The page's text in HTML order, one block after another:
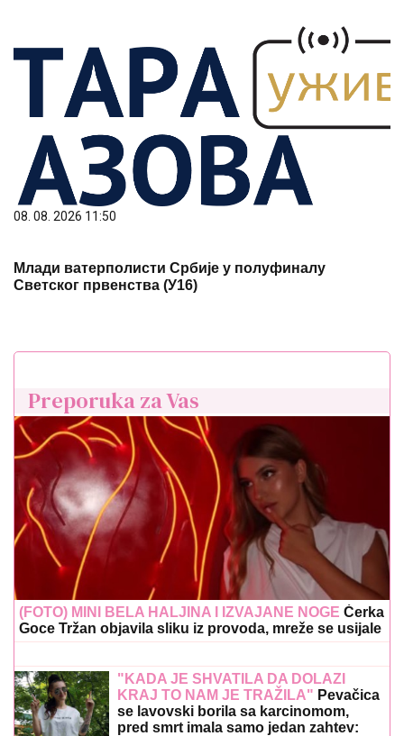
08. 08. 2026 11:50
Млади ватерполисти Србије у полуфиналу
Светског првенства (У16)
Preporuka za Vas
(FOTO) MINI BELA HALJINA I IZVAJANE NOGE Ćerka
Goce Tržan objavila sliku iz provoda, mreže se usijale
"KADA JE SHVATILA DA DOLAZI
KRAJ TO NAM JE TRAŽILA" Pevačica
se lavovski borila sa karcinomom,
pred smrt imala samo jedan zahtev: